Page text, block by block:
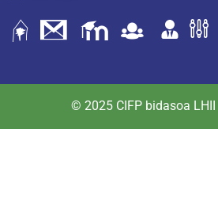
© 2025 CIFP bidasoa LHII